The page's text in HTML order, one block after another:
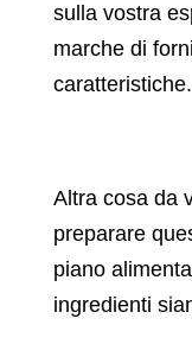
sulla vostra
marche di
caratteristiche.
Altra cosa da
preparare
piano
ingredienti